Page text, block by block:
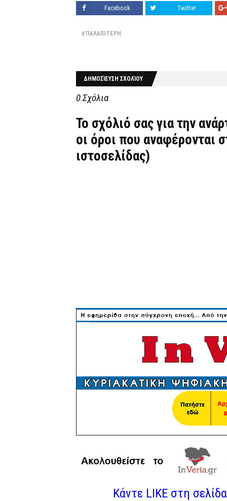
Facebook Twitter
ΠΑΛΑΙΌΤΕΡΗ
ΔΗΜΟΣΊΕΥΣΗ ΣΧΟΛΊΟΥ
0 Σχόλια
Το σχόλιό σας για την
οι όροι που αναφέρονται
ιστοσελίδας)
Κάντε LIKE στη